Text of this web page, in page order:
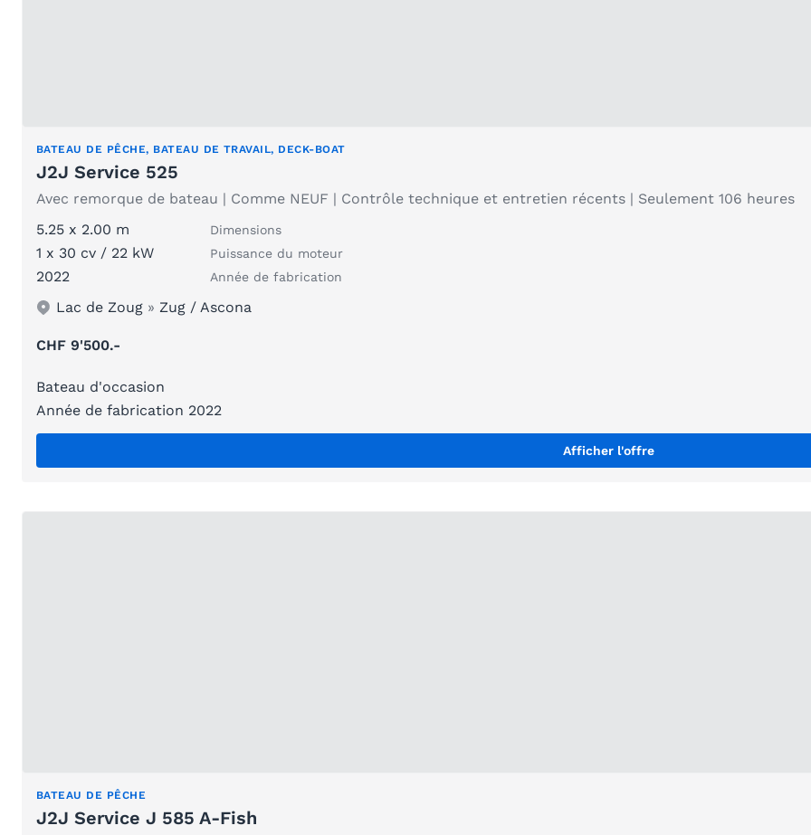
BATEAU DE PÊCHE, BATEAU DE TRAVAIL, DECK-BOAT
J2J Service 525
Avec remorque de bateau | Comme NEUF | Contrôle technique et entretien récents | Seulement 106 heures
5.25 x 2.00 m
Dimensions
1 x 30 cv / 22 kW Puissance du moteur
2022 Année de fabrication
Lac de Zoug » Zug / Ascona
CHF 9'500.-
Bateau d'occasion
Année de fabrication 2022
Afficher l'offre
BATEAU DE PÊCHE
J2J Service J 585 A-Fish